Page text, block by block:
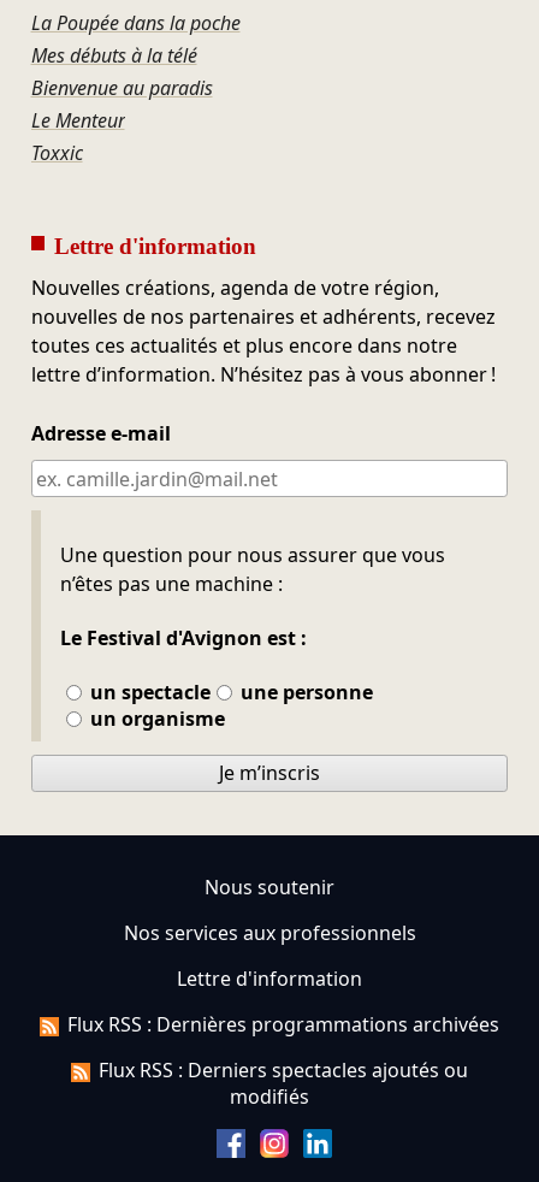
La Poupée dans la poche
Mes débuts à la télé
Bienvenue au paradis
Le Menteur
Toxxic
Lettre d'information
Nouvelles créations, agenda de votre région,
nouvelles de nos partenaires et adhérents, recevez
toutes ces actualités et plus encore dans notre
lettre d’information. N’hésitez pas à vous abonner !
Adresse e-mail
Une question pour nous assurer que vous
n’êtes pas une machine :
Le Festival d'Avignon est :
un spectacle
une personne
un organisme
Ne pas remplir
Je m’inscris
Nous soutenir
Nos services aux professionnels
Lettre d'information
Flux RSS : Dernières programmations archivées
Flux RSS : Derniers spectacles ajoutés ou
modifiés